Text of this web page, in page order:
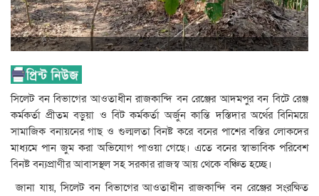
সিলেট বন বিভাগের আওতাধীন রাজকান্দি বন রেঞ্জের আদমপুর বন বিটে রেঞ্জ
কর্মকর্তা প্রীতম বড়ুয়া ও বিট কর্মকর্তা অর্জুন কান্তি দস্তিদার অর্থের বিনিময়ে
সামাজিক বনায়নের গাছ ও গুল্মলতা বিনষ্ট করে বনের পাশের বস্তির লোকদের
মাধ্যমে পান জুম করা অভিযোগ পাওয়া গেছে। এতে বনের স্বাভাবিক পরিবেশ
বিনষ্ট বন্যপ্রাণীর আবাসস্থল সহ সরকার রাজস্ব আয় থেকে বঞ্চিত হচ্ছে।
জানা যায়, সিলেট বন বিভাগের আওতাধীন রাজকান্দি বন রেঞ্জের সংরক্ষিত